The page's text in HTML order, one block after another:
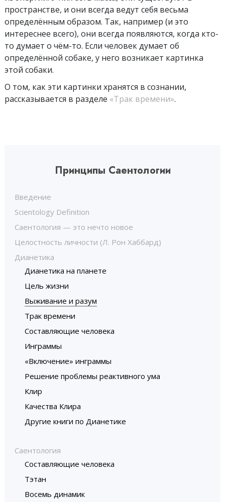
пространстве, и они всегда ведут себя весьма
определённым образом. Так, например (и это
интереснее всего), они всегда появляются, когда кто-
то думает о чём-то. Если человек думает об
определённой собаке, у него возникает картинка
этой собаки.
О том, как эти картинки хранятся в сознании,
рассказывается в разделе «Трак времени».
Принципы Саентологии
Введение
Scientology Definition
Саентология — это нечто новое
Целостность личности (Л. Рон Хаббард)
Дианетика
Дианетика на планете
Цель жизни
Выживание и разум
Трак времени
Составляющие человека
Инграммы
«Включение» инграммы
Решение проблемы реактивного ума
Клир
Качества Клира
Другие книги по Дианетике
Саентология
Составляющие человека
Тэтан
Восемь динамик